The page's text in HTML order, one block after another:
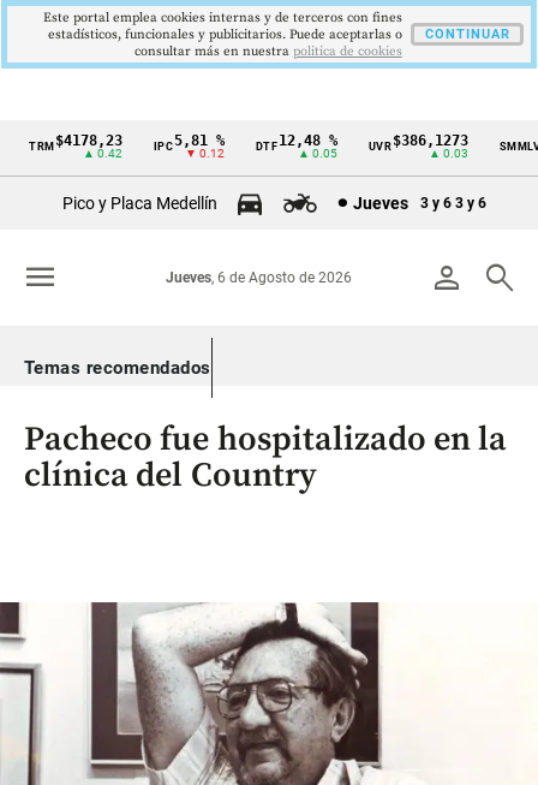
Cintillo
Colombia
TRM$4178,23
▲ 0.42
5,81 %
▼ 0.12
DTF12,48 %
▲ 0.05
UVR$386,1273
▲ 0.03
SMMLV
Pico y Placa Medellín Jueves 3 y 6 3 y 6
person search
Jueves, 6 de Agosto de 2026
menu
Temas recomendados
Pacheco fue hospitalizado en la
clínica del Country
Este portal emplea cookies internas y de terceros con fines
estadísticos, funcionales y publicitarios. Puede aceptarlas o
consultar más en nuestra politica de cookies
CONTINUAR